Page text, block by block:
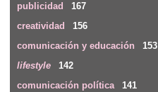
publicidad
167
creatividad
156
comunicación y educación
153
lifestyle
142
comunicación política
141